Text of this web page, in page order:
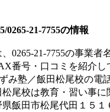
0265-21-7755の情報
0265-21-7755の事業者
番号・口コミを紹介し
み塾／飯田松尾校の電
尾校は教育・習い事に
飯田市松尾代田１５１